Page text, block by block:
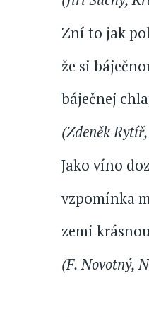
Zní to jak
že si
báječnej
(Zdeněk
Jako víno
vzpomínka
zemi
(F. Novotný,